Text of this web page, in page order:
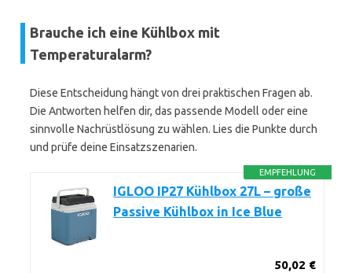
Brauche ich eine Kühlbox mit
Temperaturalarm?
Diese Entscheidung hängt von drei praktischen Fragen ab.
Die Antworten helfen dir, das passende Modell oder eine
sinnvolle Nachrüstlösung zu wählen. Lies die Punkte durch
und prüfe deine Einsatzszenarien.
EMPFEHLUNG
IGLOO IP27 Kühlbox 27L – große
Passive Kühlbox in Ice Blue
50,02 €